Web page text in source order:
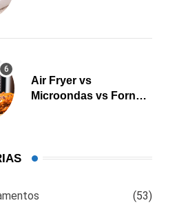
Air Fryer vs
Microondas vs Forno:
(53)